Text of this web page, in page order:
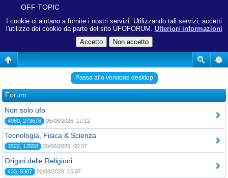
I cookie ci aiutano a fornire i nostri servizi. Utilizzando tali servizi, accetti
l'utilizzo dei cookie da parte del sito UFOFORUM. Ulteriori informazioni
OFF TOPIC
Passa allo versione desktop
Forum
Non solo ufo
4960, 273676 05/08/2026, 17:12
Tecnologia, Fisica & Scienza
1522, 13558 30/06/2026, 00:37
Origini delle Religioni
433, 9307 02/08/2026, 15:07